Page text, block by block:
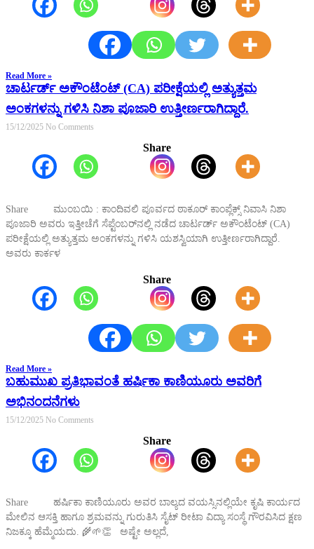
Read More »
ಚಾರ್ಟರ್ಡ್ ಅಕೌಂಟೆಂಟ್ (CA) ಪರೀಕ್ಷೆಯಲ್ಲಿ ಅತ್ಯುತ್ತಮ
ಅಂಕಗಳನ್ನು ಗಳಿಸಿ ನಿಶಾ ಪೂಜಾರಿ ಉತ್ತೀರ್ಣರಾಗಿದ್ದಾರೆ.
15/12/2025 No Comments
Share
Share ಮುಂಬಯಿ : ಕಾಂದಿವಲಿ ಪೂರ್ವದ ಠಾಕೂರ್ ಕಾಂಪ್ಲೆಕ್ಸ್ ನಿವಾಸಿ ನಿಶಾ
ಪೂಜಾರಿ ಅವರು ಇತ್ತೀಚೆಗೆ ಸೆಪ್ಟೆಂಬರ್‌ನಲ್ಲಿ ನಡೆದ ಚಾರ್ಟರ್ಡ್ ಅಕೌಂಟೆಂಟ್ (CA)
ಪರೀಕ್ಷೆಯಲ್ಲಿ ಅತ್ಯುತ್ತಮ ಅಂಕಗಳನ್ನು ಗಳಿಸಿ ಯಶಸ್ವಿಯಾಗಿ ಉತ್ತೀರ್ಣರಾಗಿದ್ದಾರೆ.
ಅವರು ಕಾರ್ಕಳ
Share
Read More »
ಬಹುಮುಖ ಪ್ರತಿಭಾವಂತೆ ಹರ್ಷಿಕಾ ಕಾಣಿಯೂರು ಅವರಿಗೆ
ಅಭಿನಂದನೆಗಳು
15/12/2025 No Comments
Share
Share ಹರ್ಷಿಕಾ ಕಾಣಿಯೂರು ಅವರ ಬಾಲ್ಯದ ವಯಸ್ಸಿನಲ್ಲಿಯೇ ಕೃಷಿ ಕಾರ್ಯದ
ಮೇಲಿನ ಆಸಕ್ತಿ ಹಾಗೂ ಶ್ರಮವನ್ನು ಗುರುತಿಸಿ ಸೈಟ್ ರೀಟಾ ವಿದ್ಯಾ ಸಂಸ್ಥೆ ಗೌರವಿಸಿದ ಕ್ಷಣ
ನಿಜಕ್ಕೂ ಹೆಮ್ಮೆಯದು. 🌾🌱👏 ಅಷ್ಟೇ ಅಲ್ಲದೆ,